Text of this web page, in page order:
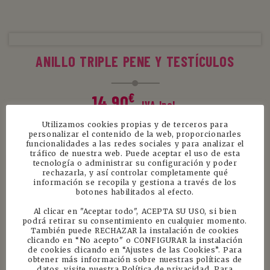
ANILLO TRIPLE PENE Y TESTÍCULOS
14.90€ IVA Incl.
AÑADIR AL CARRITO
ANILLO VIBRADOR AJUSTABLE
19.90€ IVA Incl.
Utilizamos cookies propias y de terceros para
personalizar el contenido de la web, proporcionarles
funcionalidades a las redes sociales y para analizar el
tráfico de nuestra web. Puede aceptar el uso de esta
tecnología o administrar su configuración y poder
rechazarla, y así controlar completamente qué
información se recopila y gestiona a través de los
botones habilitados al efecto.
Al clicar en "Aceptar todo", ACEPTA SU USO, si bien
podrá retirar su consentimiento en cualquier momento.
También puede RECHAZAR la instalación de cookies
clicando en “No acepto" o CONFIGURAR la instalación
de cookies clicando en “Ajustes de las Cookies”. Para
obtener más información sobre nuestras políticas de